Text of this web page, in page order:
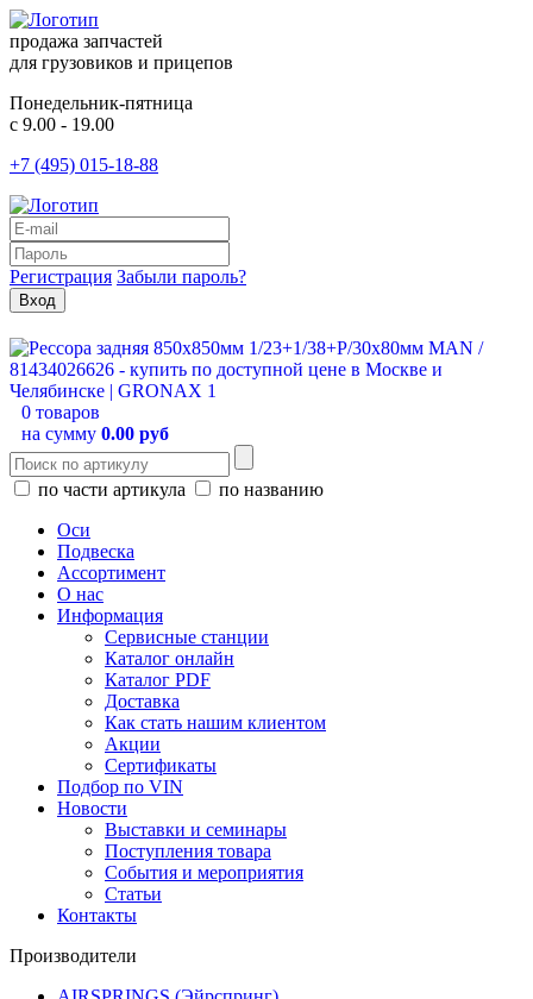
продажа запчастей
для грузовиков и прицепов
Понедельник-пятница
с 9.00 - 19.00
+7 (495) 015-18-88
Регистрация Забыли пароль?
0 товаров
на сумму 0.00 руб
по части артикула
по названию
Оси
Подвеска
Ассортимент
О нас
Информация
Сервисные станции
Каталог онлайн
Каталог PDF
Доставка
Как стать нашим клиентом
Акции
Сертификаты
Подбор по VIN
Новости
Выставки и семинары
Поступления товара
События и мероприятия
Статьи
Контакты
Производители